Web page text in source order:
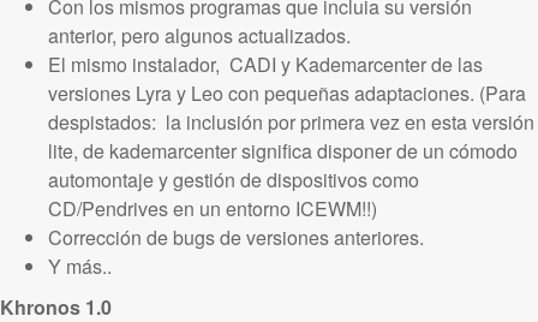
Con los mismos programas que incluia su versión
anterior, pero algunos actualizados.
El mismo instalador, CADI y Kademarcenter de las
versiones Lyra y Leo con pequeñas adaptaciones. (Para
despistados: la inclusión por primera vez en esta versión
lite, de kademarcenter significa disponer de un cómodo
automontaje y gestión de dispositivos como
CD/Pendrives en un entorno ICEWM!!)
Corrección de bugs de versiones anteriores.
Y más..
Khronos 1.0